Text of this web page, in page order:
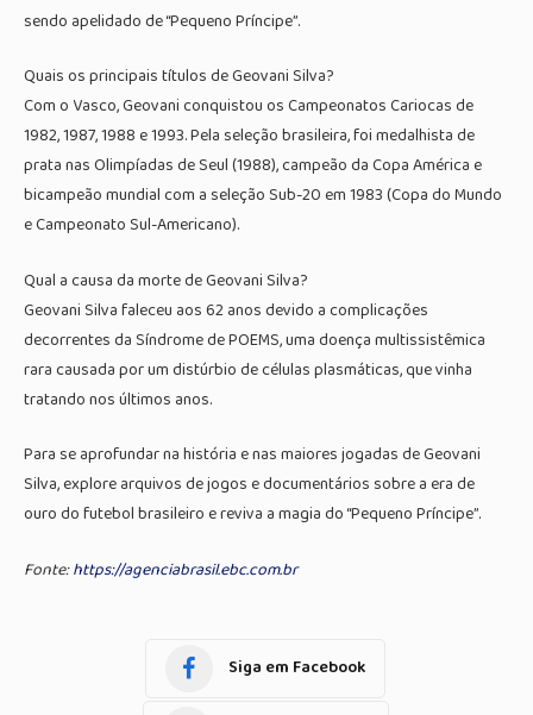
sendo apelidado de “Pequeno Príncipe”.
Quais os principais títulos de Geovani Silva?
Com o Vasco, Geovani conquistou os Campeonatos Cariocas de
1982, 1987, 1988 e 1993. Pela seleção brasileira, foi medalhista de
prata nas Olimpíadas de Seul (1988), campeão da Copa América e
bicampeão mundial com a seleção Sub-20 em 1983 (Copa do Mundo
e Campeonato Sul-Americano).
Qual a causa da morte de Geovani Silva?
Geovani Silva faleceu aos 62 anos devido a complicações
decorrentes da Síndrome de POEMS, uma doença multissistêmica
rara causada por um distúrbio de células plasmáticas, que vinha
tratando nos últimos anos.
Para se aprofundar na história e nas maiores jogadas de Geovani
Silva, explore arquivos de jogos e documentários sobre a era de
ouro do futebol brasileiro e reviva a magia do “Pequeno Príncipe”.
Fonte:https://agenciabrasil.ebc.com.br
Siga em Facebook